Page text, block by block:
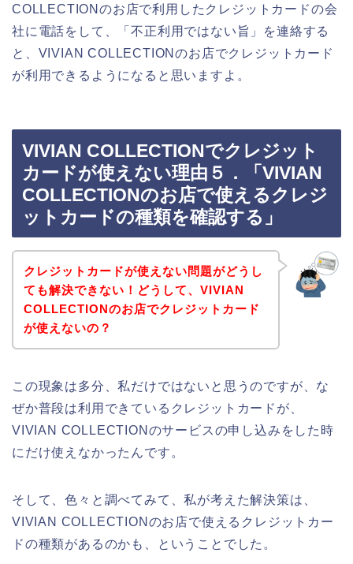
COLLECTIONのお店で利用したクレジットカードの会
社に電話をして、「不正利用ではない旨」を連絡する
と、VIVIAN COLLECTIONのお店でクレジットカード
が利用できるようになると思いますよ。
VIVIAN COLLECTIONでクレジット
カードが使えない理由５．「VIVIAN
COLLECTIONのお店で使えるクレジ
ットカードの種類を確認する」
クレジットカードが使えない問題がどうし
ても解決できない！どうして、VIVIAN
COLLECTIONのお店でクレジットカード
が使えないの？
この現象は多分、私だけではないと思うのですが、な
ぜか普段は利用できているクレジットカードが、
VIVIAN COLLECTIONのサービスの申し込みをした時
にだけ使えなかったんです。
そして、色々と調べてみて、私が考えた解決策は、
VIVIAN COLLECTIONのお店で使えるクレジットカー
ドの種類があるのかも、ということでした。